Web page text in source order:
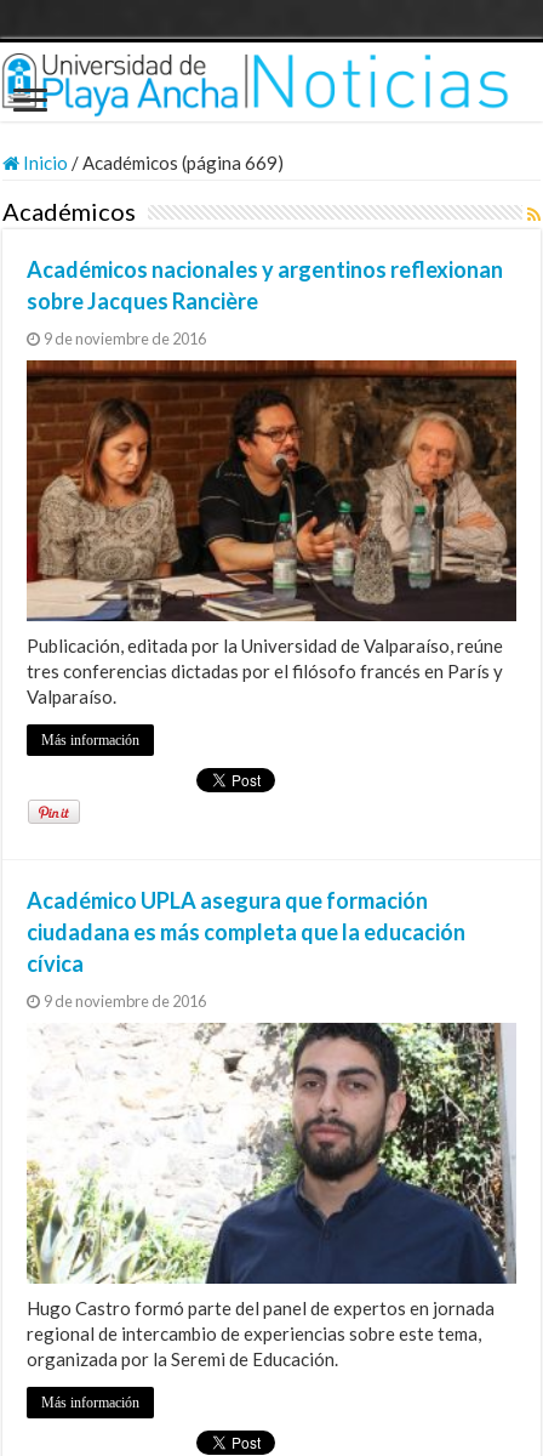
Inicio /Académicos (página 669)
Académicos
Académicos nacionales y argentinos reflexionan
sobre Jacques Rancière
9 de noviembre de 2016
Publicación, editada por la Universidad de Valparaíso, reúne
tres conferencias dictadas por el filósofo francés en París y
Valparaíso.
Más información
Académico UPLA asegura que formación
ciudadana es más completa que la educación
cívica
9 de noviembre de 2016
Hugo Castro formó parte del panel de expertos en jornada
regional de intercambio de experiencias sobre este tema,
organizada por la Seremi de Educación.
Más información